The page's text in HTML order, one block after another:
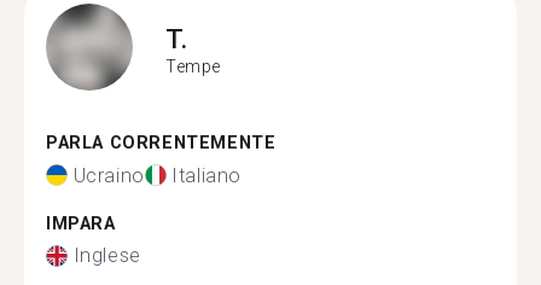
T.
Tempe
PARLA CORRENTEMENTE
Ucraino Italiano
IMPARA
Inglese